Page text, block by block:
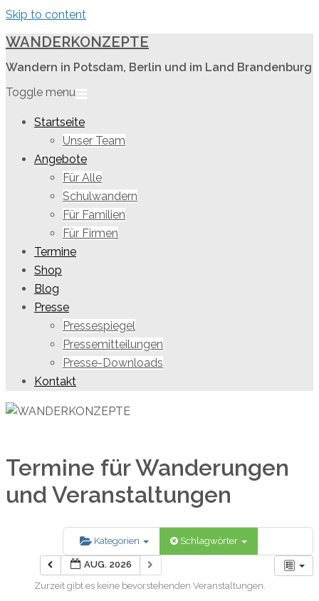
Skip to content
WANDERKONZEPTE
Wandern in Potsdam, Berlin und im Land Brandenburg
Toggle menu
Startseite
Unser Team
Angebote
Für Alle
Schulwandern
Für Familien
Für Firmen
Termine
Shop
Blog
Presse
Pressespiegel
Pressemitteilungen
Presse-Downloads
Kontakt
Termine für Wanderungen
und Veranstaltungen
Kategorien Schlagwörter
AUG. 2026
Zurzeit gibt es keine bevorstehenden Veranstaltungen.